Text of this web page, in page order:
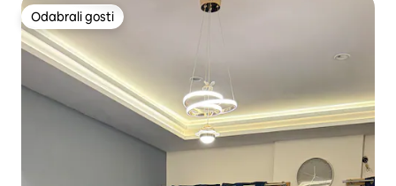
Odabrali gosti
Odabrali gosti